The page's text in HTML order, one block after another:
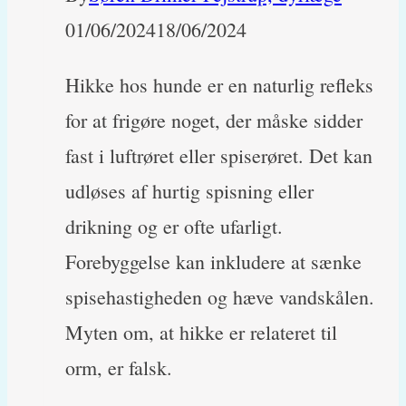
01/06/202418/06/2024
Hikke hos hunde er en naturlig refleks
for at frigøre noget, der måske sidder
fast i luftrøret eller spiserøret. Det kan
udløses af hurtig spisning eller
drikning og er ofte ufarligt.
Forebyggelse kan inkludere at sænke
spisehastigheden og hæve vandskålen.
Myten om, at hikke er relateret til
orm, er falsk.